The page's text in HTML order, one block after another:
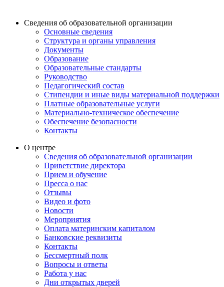
Сведения об образовательной организации
Основные сведения
Структура и органы управления
Документы
Образование
Образовательные стандарты
Руководство
Педагогический состав
Стипендии и иные виды материальной поддержки
Платные образовательные услуги
Материально-техническое обеспечение
Обеспечение безопасности
Контакты
О центре
Сведения об образовательной организации
Приветствие директора
Прием и обучение
Пресса о нас
Отзывы
Видео и фото
Новости
Мероприятия
Оплата материнским капиталом
Банковские реквизиты
Контакты
Бессмертный полк
Вопросы и ответы
Работа у нас
Дни открытых дверей